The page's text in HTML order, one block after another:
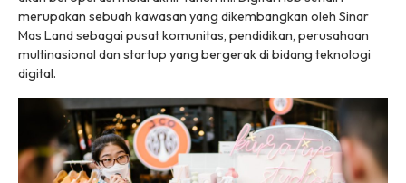
merupakan sebuah kawasan yang dikembangkan oleh Sinar
Mas Land sebagai pusat komunitas, pendidikan, perusahaan
multinasional dan startup yang bergerak di bidang teknologi
digital.